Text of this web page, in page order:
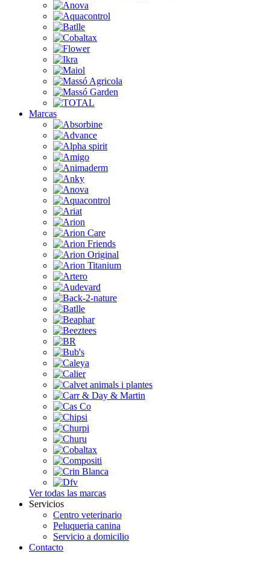
Marcas
Ver todas las marcas
Servicios
Centro veterinario
Peluqueria canina
Servicio a domicilio
Contacto